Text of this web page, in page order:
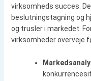
virksomheds succes.
beslutningstagning og
og trusler i markedet.
virksomheder overveje